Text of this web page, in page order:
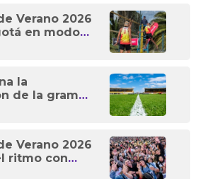
Verano 2026
en modo
con 18
la
de la grama
listo el
Verano 2026
ritmo con
y